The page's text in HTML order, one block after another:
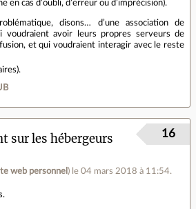
en cas d’oubli, d’erreur ou d’imprécision).
disons… d’une association de
voudraient avoir leurs propres serveurs de
et qui voudraient interagir avec le reste
).
sur les hébergeurs
web personnel ) le 04 mars 2018 à 11:54.
16